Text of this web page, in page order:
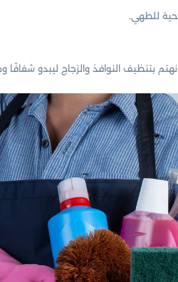
للطهي.
بتنظيف النوافذ والزجاج ليبدو شفافًا